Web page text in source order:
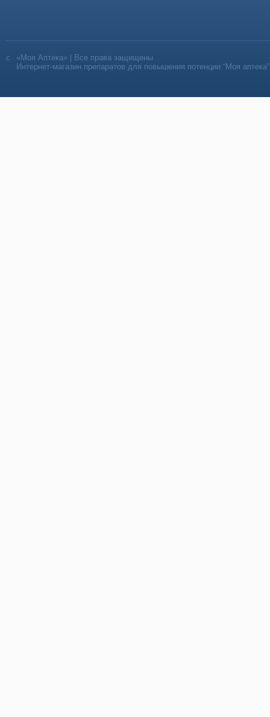
«Моя Аптека» | Все права защищены
Интернет-магазин препаратов для повышения потенции “Моя